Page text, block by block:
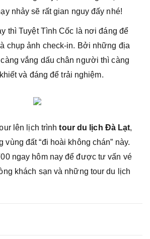
nhảy sẽ rất gian nguy đấy nhé!
thì Tuyệt Tình Cốc là nơi đáng để
chụp ảnh check-in. Bởi những địa
vắng dấu chân người thì càng
và đáng để trải nghiệm.
lên lịch trìnhtour du lịch Đà Lạt,
vùng đất “đi hoài không chán” này.
ngay hôm nay để được tư vấn vé
khách sạn và những tour du lịch